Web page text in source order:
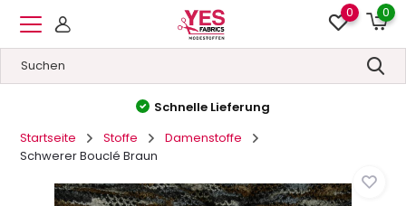
0 0
Hohe Qualität
Startseite
Stoffe
Damenstoffe
Schwerer Bouclé Braun